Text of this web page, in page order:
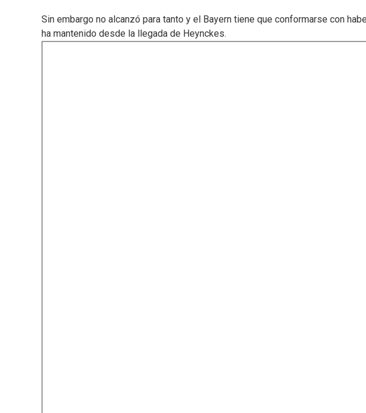
Sin embargo no alcanzó para tanto y el Bayern tiene que conformarse con
ha mantenido desde la llegada de Heynckes.